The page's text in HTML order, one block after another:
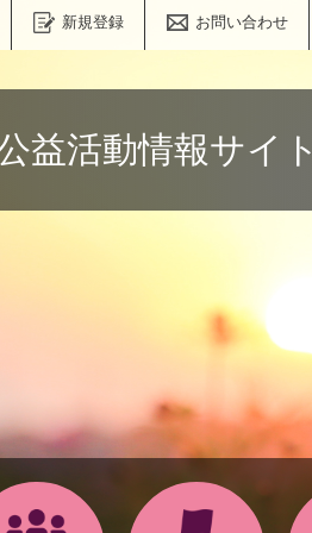
新規登録 お問い合わせ
益活動情報サイト